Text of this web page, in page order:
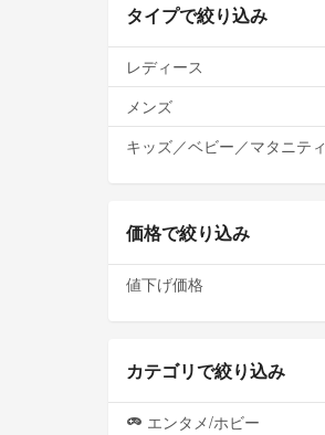
タイプで絞り込み
レディース
メンズ
キッズ／ベビー／マタニティ
価格で絞り込み
値下げ価格
カテゴリで絞り込み
エンタメ/ホビー